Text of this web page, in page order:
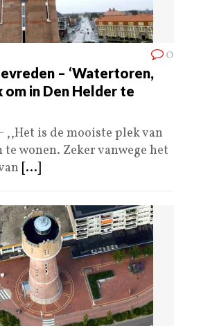
0
– ‘Watertoren,
in Den Helder te
,,Het is de mooiste plek van
wonen. Zeker vanwege het
[...]